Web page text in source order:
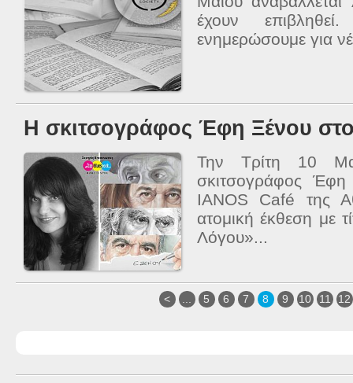
έχουν
ενημερώσουμε για
Η σκιτσογράφος Έφη Ξένου
Την Τρίτη 10
σκιτσογράφος Έφη
IANOS Café της
ατομική έκθεση με
Λόγου»...
< ... 5 6 7 8 9 10 11 12